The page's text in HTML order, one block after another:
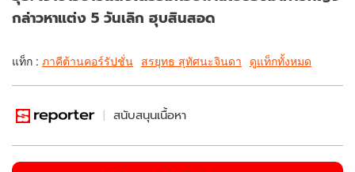
กล่าวหาแต่ง 5 วันเลิก ฮุบสินสอด
แท็ก : ภาคีต้านคอร์รัปชั่น สรยุทธ สุทัศนะจินดา ดูแท็กทั้งหมด
สนับสนุนเนื้อหา